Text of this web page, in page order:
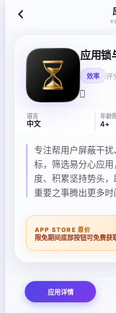
应用锁
效率 评
语言
中文
年龄
4+
专注帮用户屏蔽干
标，筛选易分心应
度、积累坚持势头
重要之事腾出更多时
APP STORE 原价
限免期间底部按钮可免费获
应用详情